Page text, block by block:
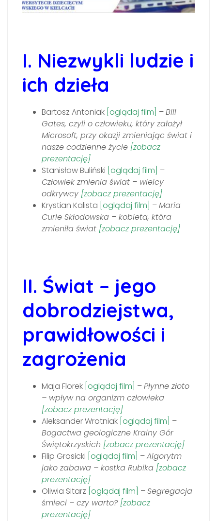
I. Niezwykli ludzie i
ich dzieła
Bartosz Antoniak [oglądaj film] –Bill
Gates, czyli o człowieku, który założył
Microsoft, przy okazji zmieniając świat i
nasze codzienne życie [zobacz
prezentację]
Stanisław Buliński [oglądaj film] –
Człowiek zmienia świat – wielcy
odkrywcy [zobacz prezentację]
Krystian Kalista [oglądaj film] –Maria
Curie Skłodowska – kobieta, która
zmieniła świat [zobacz prezentację]
II. Świat – jego
dobrodziejstwa,
prawidłowości i
zagrożenia
Maja Florek [oglądaj film] –Płynne złoto
– wpływ na organizm człowieka
[zobacz prezentację]
Aleksander Wrotniak [oglądaj film] –
Bogactwa geologiczne Krainy Gór
Świętokrzyskich [zobacz prezentację]
Filip Grosicki [oglądaj film] –Algorytm
jako zabawa – kostka Rubika [zobacz
prezentację]
Oliwia Sitarz [oglądaj film] –Segregacja
śmieci – czy warto? [zobacz
prezentację]